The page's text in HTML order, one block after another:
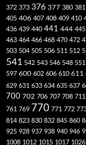
372 373 376 377 380 381
405 406 407 408 409 410
436 439 440 441 444 445
463 464 466 468 470 472
503 504 505 506 511 512
541 542 543 546 548 551
597 600 602 606 610 611
629 631 633 634 635 637
700 702 706 707 708 711
761 769 770 771 772
814 823 830 832 845 860
925 928 937 938 940 946
1008 1012 1015 1017 1026